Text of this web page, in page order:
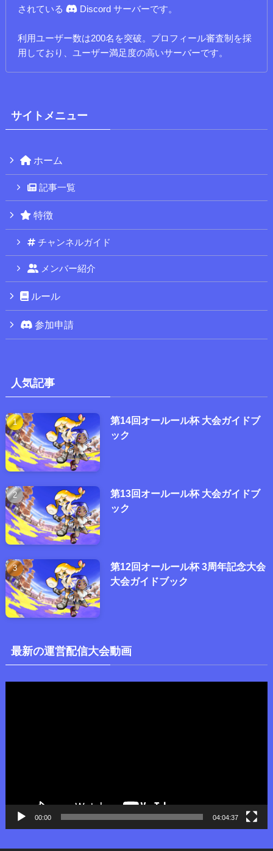
されている
Discord サーバーです。
利用ユーザー数は200名を突破。プロフィール審査制を採
用しており、ユーザー満足度の高いサーバーです。
サイトメニュー
ホーム
記事一覧
特徴
チャンネルガイド
メンバー紹介
ルール
参加申請
人気記事
第14回オールール杯 大会ガイドブ
ック
第13回オールール杯 大会ガイドブ
ック
第12回オールール杯 3周年記念大会
大会ガイドブック
最新の運営配信大会動画
00:00 04:04:37